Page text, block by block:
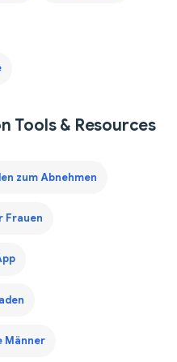
Tools & Resources
zum Abnehmen
Frauen
Männer